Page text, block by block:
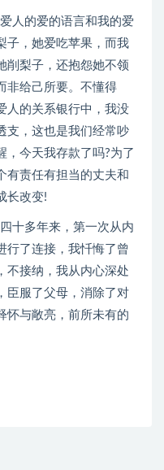
人的爱的语言和我的爱
子，她爱吃苹果，而我
削梨子，还抱怨她不领
非给己所要。不懂得
人的关系银行中，我没
支，这也是我们经常吵
，今天我存款了吗?为了
有责任有担当的丈夫和
长改变!
十多年来，第一次从内
行了连接，我忏悔了曾
不接纳，我从内心深处
臣服了父母，消除了对
怀与敞亮，前所未有的